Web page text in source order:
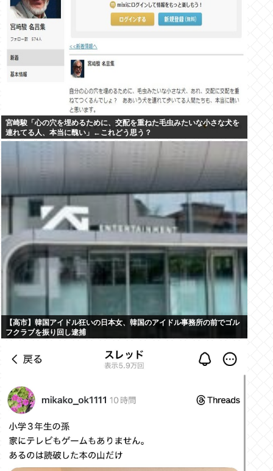
宮崎駿「心の穴を埋めるために、交配を重ねた毛虫みたいな小さな犬を
連れてる人、本当に醜い」←これどう思う？
【高市】韓国アイドル狂いの日本女、韓国のアイドル事務所の前でゴル
フクラブを振り回し逮捕